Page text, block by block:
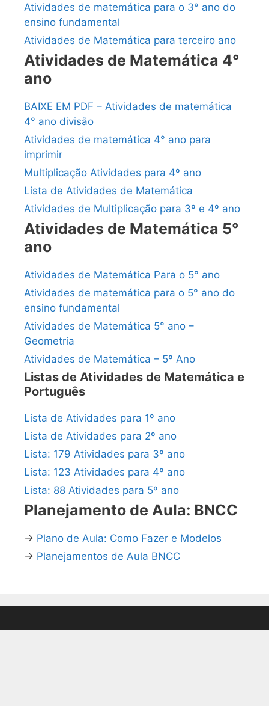
Atividades de matemática para o 3° ano do
ensino fundamental
Atividades de Matemática para terceiro ano
Atividades de Matemática 4°
ano
BAIXE EM PDF – Atividades de matemática
4° ano divisão
Atividades de matemática 4° ano para
imprimir
Multiplicação Atividades para 4º ano
Lista de Atividades de Matemática
Atividades de Multiplicação para 3º e 4º ano
Atividades de Matemática 5°
ano
Atividades de Matemática Para o 5° ano
Atividades de matemática para o 5° ano do
ensino fundamental
Atividades de Matemática 5° ano –
Geometria
Atividades de Matemática – 5º Ano
Listas de Atividades de Matemática e
Português
Lista de Atividades para 1º ano
Lista de Atividades para 2º ano
Lista: 179 Atividades para 3º ano
Lista: 123 Atividades para 4º ano
Lista: 88 Atividades para 5º ano
Planejamento de Aula: BNCC
→ Plano de Aula: Como Fazer e Modelos
→ Planejamentos de Aula BNCC